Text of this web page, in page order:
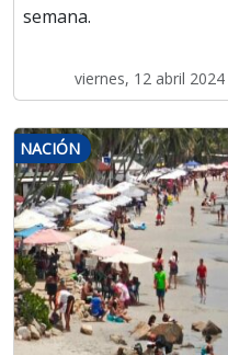
semana.
viernes, 12 abril 2024
NACIÓN